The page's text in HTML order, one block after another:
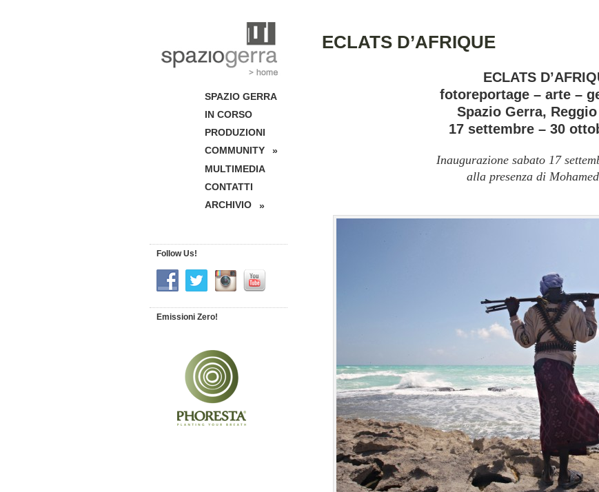
ECLATS D’AFRIQUE
ECLATS
fotoreportage – arte –
Spazio Gerra,
17 settembre – 30
Inaugurazione sabato 17
alla presenza di
SPAZIO GERRA
IN CORSO
PRODUZIONI
COMMUNITY
»
MULTIMEDIA
CONTATTI
ARCHIVIO
»
Follow Us!
Emissioni Zero!